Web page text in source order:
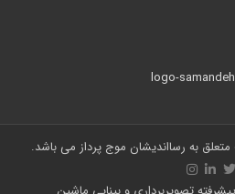
به رسااندیشان موج پرداز می باشد.